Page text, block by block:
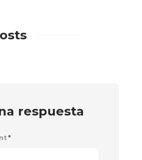
respuesta
*